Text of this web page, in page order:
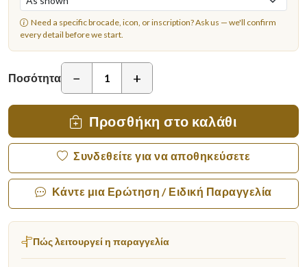
Need a specific brocade, icon, or inscription?Ask us — we'll confirm
every detail before we start.
Ποσότητα − +
Προσθήκη στο καλάθι
Συνδεθείτε για να αποθηκεύσετε
Κάντε μια Ερώτηση / Ειδική Παραγγελία
Πώς λειτουργεί η παραγγελία